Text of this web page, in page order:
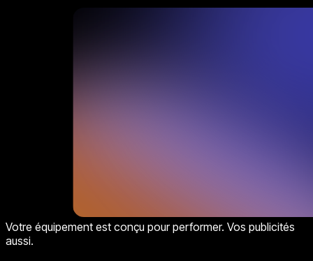
Votre équipement est conçu pour performer. Vos publicités
aussi.